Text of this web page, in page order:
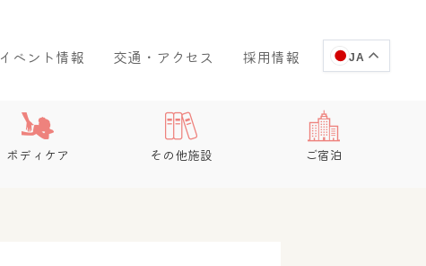
イベント情報 交通・アクセス 採用情報 JA
ボディケア その他施設 ご宿泊